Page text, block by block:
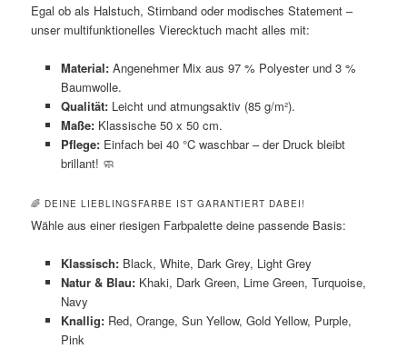
Egal ob als Halstuch, Stirnband oder modisches Statement –
unser multifunktionelles Vierecktuch macht alles mit:
Material:Angenehmer Mix aus 97 % Polyester und 3 %
Baumwolle.
Qualität:Leicht und atmungsaktiv (85 g/m²).
Maße:Klassische 50 x 50 cm.
Pflege:Einfach bei 40 °C waschbar – der Druck bleibt
brillant! 🧼
🌈 DEINE LIEBLINGSFARBE IST GARANTIERT DABEI!
Wähle aus einer riesigen Farbpalette deine passende Basis:
Klassisch:Black, White, Dark Grey, Light Grey
Natur & Blau:Khaki, Dark Green, Lime Green, Turquoise,
Navy
Knallig:Red, Orange, Sun Yellow, Gold Yellow, Purple,
Pink